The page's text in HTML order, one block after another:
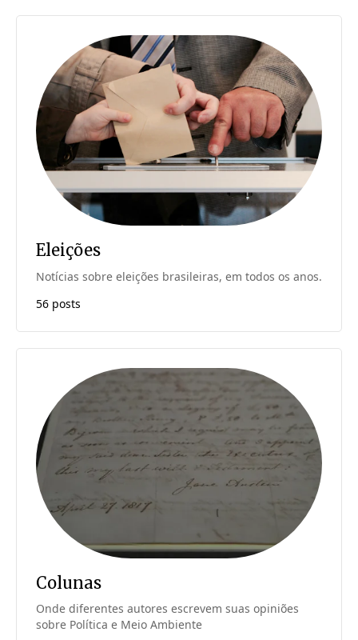
Eleições
Notícias sobre eleições brasileiras, em todos os anos.
56 posts
Colunas
Onde diferentes autores escrevem suas opiniões
sobre Política e Meio Ambiente